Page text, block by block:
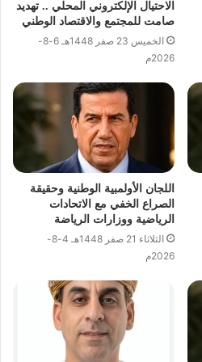
الاحتيال الإلكتروني المحلي .. تهديد
صامت للمجتمع والاقتصاد الوطني
الخميس 23 صفر 1448هـ 6-8-
2026م
اللجان الأولمبية الوطنية وحقيقة
الصراع الخفي مع الاتحادات
الرياضية ووزارات الرياضة
الثلاثاء 21 صفر 1448هـ 4-8-
2026م